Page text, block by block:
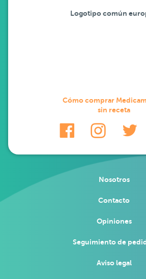
Logotipo común
Cómo comprar
sin receta
Nosotros
Contacto
Opiniones
Seguimiento de
Aviso legal